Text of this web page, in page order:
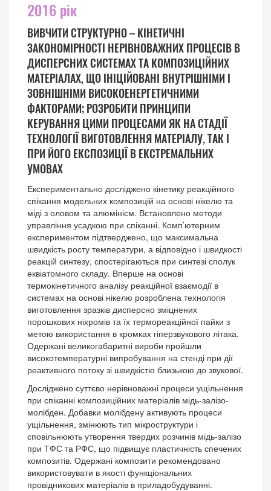
2016 рік
ВИВЧИТИ СТРУКТУРНО – КІНЕТИЧНІ
ЗАКОНОМІРНОСТІ НЕРІВНОВАЖНИХ ПРОЦЕСІВ В
ДИСПЕРСНИХ СИСТЕМАХ ТА КОМПОЗИЦІЙНИХ
МАТЕРІАЛАХ, ЩО ІНІЦІЙОВАНІ ВНУТРІШНІМИ І
ЗОВНІШНІМИ ВИСОКОЕНЕРГЕТИЧНИМИ
ФАКТОРАМИ; РОЗРОБИТИ ПРИНЦИПИ
КЕРУВАННЯ ЦИМИ ПРОЦЕСАМИ ЯК НА СТАДІЇ
ТЕХНОЛОГІЇ ВИГОТОВЛЕННЯ МАТЕРІАЛУ, ТАК І
ПРИ ЙОГО ЕКСПОЗИЦІЇ В ЕКСТРЕМАЛЬНИХ
УМОВАХ
Експериментально досліджено кінетику реакційного
спікання модельних композицій на основі нікелю та
міді з оловом та алюмінієм. Встановлено методи
управління усадкою при спіканні. Комп’ютерним
експериментом підтверджено, що максимальна
швидкість росту температури, а відповідно і швидкості
реакцій синтезу, спостерігаються при синтезі сполук
еквіатомного складу. Вперше на основі
термокінетичного аналізу реакційної взаємодії в
системах на основі нікелю розроблена технологія
виготовлення зразків дисперсно зміцнених
порошкових ніхромів та їх термореакційної пайки з
метою використання в кромках гіперзвукового літака.
Одержані великогабаритні вироби пройшли
високотемпературні випробування на стенді при дії
реактивного потоку зі швидкістю близькою до звукової.
Досліджено суттєво нерівноважні процеси ущільнення
при спіканні композиційних матеріалів мідь-залізо-
молібден. Добавки молібдену активують процеси
ущільнення, змінюють тип мікроструктури і
сповільнюють утворення твердих розчинів мідь-залізо
при ТФС та РФС, що підвищує пластичність спечених
композитів. Одержані композити рекомендовано
використовувати в якості функціональних
провідникових матеріалів в приладобудуванні.